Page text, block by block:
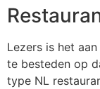
Lezers is het
te besteden op
type NL